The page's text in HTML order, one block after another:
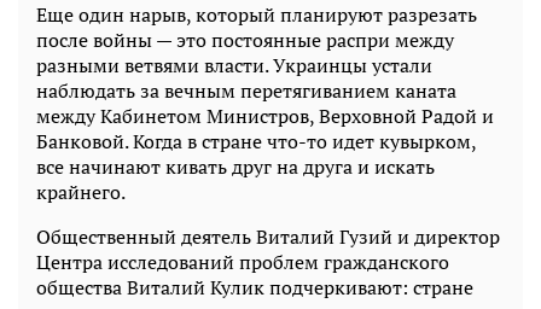
Еще один нарыв, который планируют разрезать
после войны — это постоянные распри между
разными ветвями власти. Украинцы устали
наблюдать за вечным перетягиванием каната
между Кабинетом Министров, Верховной Радой и
Банковой. Когда в стране что-то идет кувырком,
все начинают кивать друг на друга и искать
крайнего.
Общественный деятель Виталий Гузий и директор
Центра исследований проблем гражданского
общества Виталий Кулик подчеркивают: стране